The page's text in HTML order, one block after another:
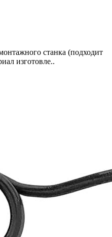
станка (подходит
изготовле..